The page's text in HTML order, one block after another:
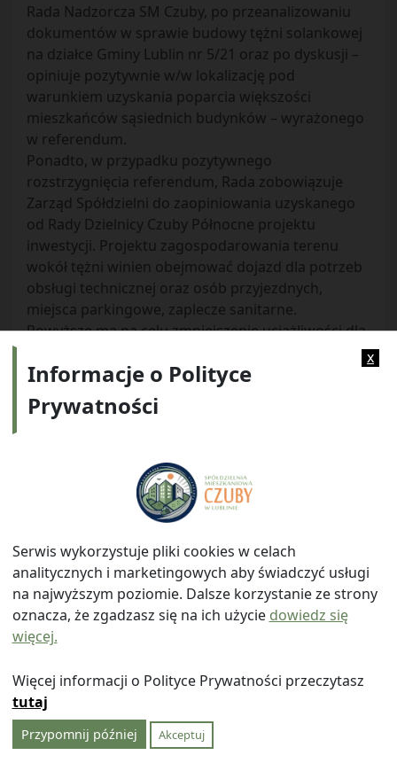
Rada Nadzorcza SM Czuby, po przeanalizowaniu
dokumentów w sprawie budowy tężni solankowej
na działce Gminy Lublin nr 5/21 oraz po dyskusji –
opiniuje pozytywnie w/w lokalizację pod
warunkiem uzyskania poparcia większości
mieszkańców sąsiednich budynków – wyrażonego
w referendum.
Ponadto, w przypadku pozytywnego
rozstrzygnięcia referendum, Rada zobowiązuje
Zarząd Spółdzielni do zaopiniowania uzyskanego
od Rady Dzielnicy Czuby Północne projektu
inwestycji. Projektu zagospodarowania terenu
wokół tężni winien obejmować dojazd dla potrzeb
obsługi technicznej oraz osób przyjezdnych,
miejsca parkingowe, zaplecze sanitarne.
Powyższe ma na celu zmniejszenie uciążliwości dla
planowanej inwestycji.
Lublin, dn. 2016-09-06
zgłoszoną przez Komisję GZM i I opinię przyjęła
jako stanowisko Rady Nadzorczej w sprawie
realizacji tężni solankowej w osiedlu Łęgi.
Ad. 5
Protokół z posiedzenia plenarnego Rady
Nadzorczej odbytego w dniu 30.08.2016 r. został
przyjęty bez uwag, jednomyślnie – 18 za.
Ad. 6
Przewodnicząca Rady Nadzorczej poinformowała,
że:
W dniu 23.06.2016 r. członka zam. przy ulicy
Gościnna w osiedlu Skarpa skierował do
x
Informacje o Polityce
Prywatności
Serwis wykorzystuje pliki cookies w celach
analitycznych i marketingowych aby świadczyć usługi
na najwyższym poziomie. Dalsze korzystanie ze strony
oznacza, że zgadzasz się na ich użycie dowiedz się
więcej.
Więcej informacji o Polityce Prywatności przeczytasz
tutaj
Przypomnij później Akceptuj